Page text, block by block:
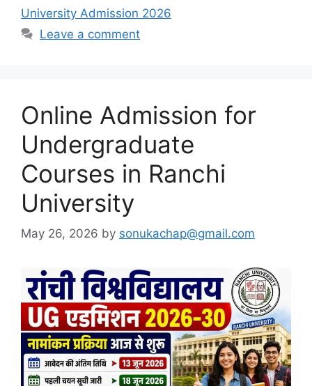
University Admission 2026
Leave a comment
Online Admission for
Undergraduate
Courses in Ranchi
University
May 26, 2026 by sonukachap@gmail.com